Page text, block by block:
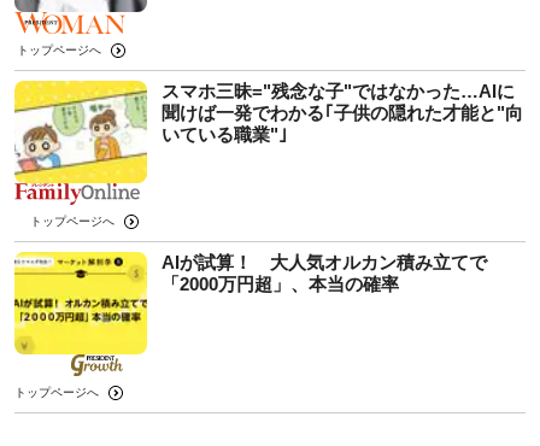
トップページへ
スマホ三昧="残念な子"ではなかった…AIに
聞けば一発でわかる｢子供の隠れた才能と"向
いている職業"｣
トップページへ
AIが試算！ 大人気オルカン積み立てで
「2000万円超」、本当の確率
トップページへ